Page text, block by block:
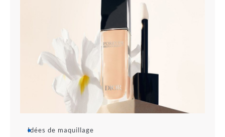
Idées de maquillage